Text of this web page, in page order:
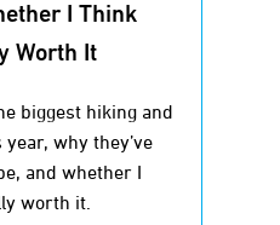
I Think
Worth It
biggest hiking and
why they’ve
and whether I
worth it.